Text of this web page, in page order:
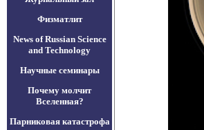
Физматлит
News of Russian Science
and Technology
Научные семинары
Почему молчит
Вселенная?
Парниковая катастрофа